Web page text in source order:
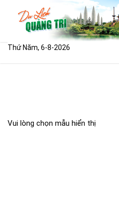
Thứ Năm, 6-8-2026
Vui lòng chọn mẫu hiển thị